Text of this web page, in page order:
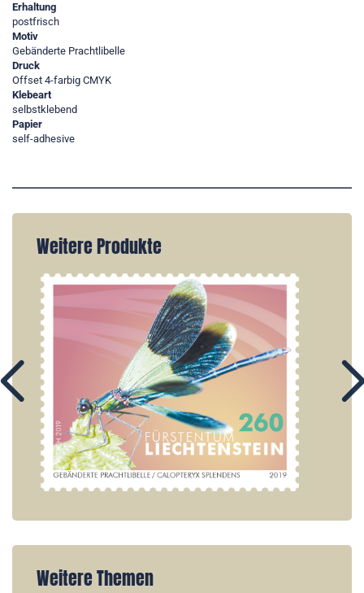
Erhaltung
postfrisch
Motiv
Gebänderte Prachtlibelle
Druck
Offset 4-farbig CMYK
Klebeart
selbstklebend
Papier
self-adhesive
Weitere Produkte
Weitere Themen